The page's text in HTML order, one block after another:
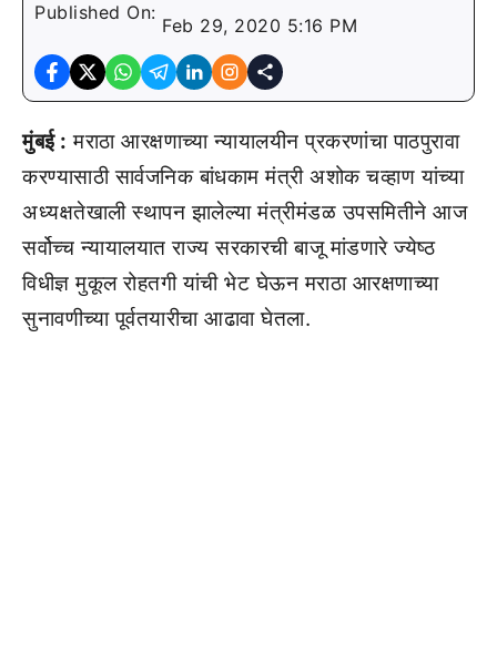
Published On:
Feb 29, 2020 5:16 PM
मुंबई : मराठा आरक्षणाच्या न्यायालयीन प्रकरणांचा पाठपुरावा
करण्यासाठी सार्वजनिक बांधकाम मंत्री अशोक चव्हाण यांच्या
अध्यक्षतेखाली स्थापन झालेल्या मंत्रीमंडळ उपसमितीने आज
सर्वोच्च न्यायालयात राज्य सरकारची बाजू मांडणारे ज्येष्ठ
विधीज्ञ मुकूल रोहतगी यांची भेट घेऊन मराठा आरक्षणाच्या
सुनावणीच्या पूर्वतयारीचा आढावा घेतला.